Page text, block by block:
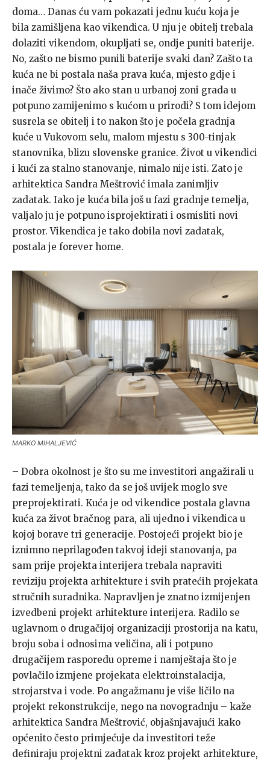
doma… Danas ću vam pokazati jednu kuću koja je
bila zamišljena kao vikendica. U nju je obitelj trebala
dolaziti vikendom, okupljati se, ondje puniti baterije.
No, zašto ne bismo punili baterije svaki dan? Zašto ta
kuća ne bi postala naša prava kuća, mjesto gdje i
inače živimo? Što ako stan u urbanoj zoni grada u
potpuno zamijenimo s kućom u prirodi? S tom idejom
susrela se obitelj i to nakon što je počela gradnja
kuće u Vukovom selu, malom mjestu s 300-tinjak
stanovnika, blizu slovenske granice. Život u vikendici
i kući za stalno stanovanje, nimalo nije isti. Zato je
arhitektica Sandra Meštrović imala zanimljiv
zadatak. Iako je kuća bila još u fazi gradnje temelja,
valjalo ju je potpuno isprojektirati i osmisliti novi
prostor. Vikendica je tako dobila novi zadatak,
postala je forever home.
MARKO MIHALJEVIĆ
– Dobra okolnost je što su me investitori angažirali u
fazi temeljenja, tako da se još uvijek moglo sve
preprojektirati. Kuća je od vikendice postala glavna
kuća za život bračnog para, ali ujedno i vikendica u
kojoj borave tri generacije. Postojeći projekt bio je
iznimno neprilagođen takvoj ideji stanovanja, pa
sam prije projekta interijera trebala napraviti
reviziju projekta arhitekture i svih pratećih projekata
stručnih suradnika. Napravljen je znatno izmijenjen
izvedbeni projekt arhitekture interijera. Radilo se
uglavnom o drugačijoj organizaciji prostorija na katu,
broju soba i odnosima veličina, ali i potpuno
drugačijem rasporedu opreme i namještaja što je
povlačilo izmjene projekata elektroinstalacija,
strojarstva i vode. Po angažmanu je više ličilo na
projekt rekonstrukcije, nego na novogradnju – kaže
arhitektica Sandra Meštrović, objašnjavajući kako
općenito često primjećuje da investitori teže
definiraju projektni zadatak kroz projekt arhitekture,